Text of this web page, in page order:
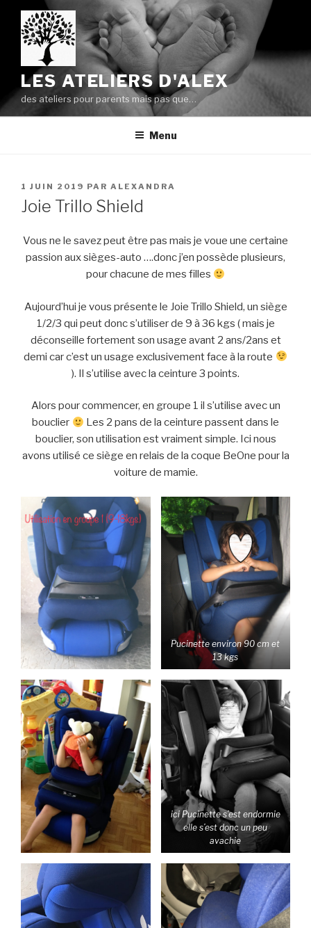
contenu
LES ATELIERS D'ALEX
des ateliers pour parents mais pas que…
Menu
PUBLIÉ
LE
1 JUIN 2019 PAR ALEXANDRA
Joie Trillo Shield
Vous ne le savez peut être pas mais je voue une certaine
passion aux sièges-auto ….donc j’en possède plusieurs,
pour chacune de mes filles
Aujourd’hui je vous présente le Joie Trillo Shield, un siège
1/2/3 qui peut donc s’utiliser de 9 à 36 kgs ( mais je
déconseille fortement son usage avant 2 ans/2ans et
demi car c’est un usage exclusivement face à la route
). Il s’utilise avec la ceinture 3 points.
Alors pour commencer, en groupe 1 il s’utilise avec un
bouclier
Les 2 pans de la ceinture passent dans le
bouclier, son utilisation est vraiment simple. Ici nous
avons utilisé ce siège en relais de la coque BeOne pour la
voiture de mamie.
Pucinette environ 90 cm et
13 kgs
ici Pucinette s’est endormie
elle s’est donc un peu
avachie